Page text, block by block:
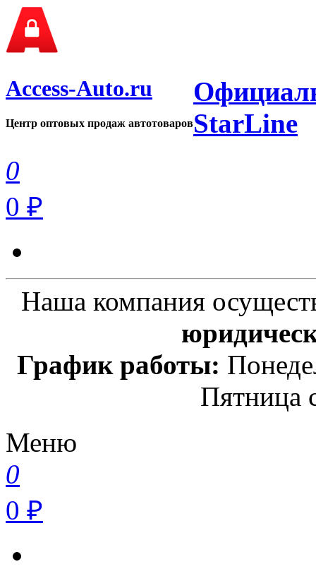
Access-Auto.ru
Центр оптовых продаж автотоваровStarLine
0
0 ₽
Наша компания
График работы:
Пятница
Меню
0
0 ₽